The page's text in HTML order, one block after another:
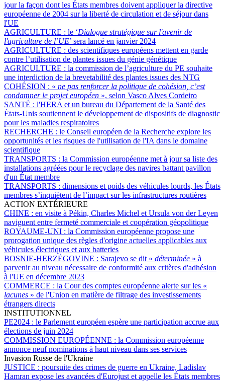
jour la façon dont les États membres doivent appliquer la directive
européenne de 2004 sur la liberté de circulation et de séjour dans
l'UE
AGRICULTURE : le ‘Dialogue stratégique sur l'avenir de
l'agriculture de l’UE’ sera lancé en janvier 2024
AGRICULTURE : des scientifiques européens mettent en garde
contre l’utilisation de plantes issues du génie génétique
AGRICULTURE : la commission de l’agriculture du PE souhaite
une interdiction de la brevetabilité des plantes issues des NTG
COHÉSION : « ne pas renforcer la politique de cohésion, c’est
condamner le projet européen », selon Vasco Alves Cordeiro
SANTÉ : l'HERA et un bureau du Département de la Santé des
États-Unis soutiennent le développement de dispositifs de diagnostic
pour les maladies respiratoires
RECHERCHE : le Conseil européen de la Recherche explore les
opportunités et les risques de l'utilisation de l'IA dans le domaine
scientifique
TRANSPORTS : la Commission européenne met à jour sa liste des
installations agréées pour le recyclage des navires battant pavillon
d'un État membre
TRANSPORTS : dimensions et poids des véhicules lourds, les États
membres s’inquiètent de l’impact sur les infrastructures routières
ACTION EXTÉRIEURE
CHINE : en visite à Pékin, Charles Michel et Ursula von der Leyen
naviguent entre fermeté commerciale et coopération géopolitique
ROYAUME-UNI : la Commission européenne propose une
prorogation unique des règles d'origine actuelles applicables aux
véhicules électriques et aux batteries
BOSNIE-HERZÉGOVINE : Sarajevo se dit « déterminée » à
parvenir au niveau nécessaire de conformité aux critères d'adhésion
à l'UE en décembre 2023
COMMERCE : la Cour des comptes européenne alerte sur les «
lacunes » de l'Union en matière de filtrage des investissements
étrangers directs
INSTITUTIONNEL
PE2024 : le Parlement européen espère une participation accrue aux
élections de juin 2024
COMMISSION EUROPÉENNE : la Commission européenne
annonce neuf nominations à haut niveau dans ses services
Invasion Russe de l'Ukraine
JUSTICE : poursuite des crimes de guerre en Ukraine, Ladislav
Hamran expose les avancées d'Eurojust et appelle les États membres